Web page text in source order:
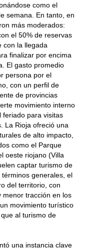
como el
semana. En tanto, en
más moderados:
el 50% de reservas
con la llegada
finalizar por encima
El gasto promedio
persona por el
con un perfil de
de provincias
movimiento interno
feriado para visitas
La Rioja ofreció una
de alto impacto,
como el Parque
oeste riojano (Villa
captar turismo de
generales, el
del territorio, con
menor tracción en los
movimiento turístico
al turismo de
una instancia clave